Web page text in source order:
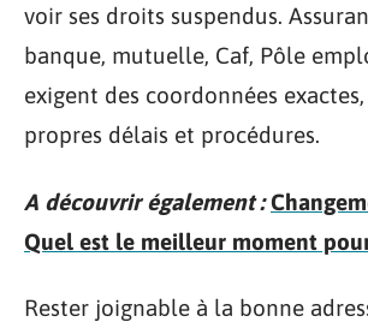
voir ses droits suspendus.
banque, mutuelle, Caf, Pôle
exigent des coordonnées
propres délais et procédures.
A découvrir également :
Quel est le meilleur moment
Rester joignable à la bonne